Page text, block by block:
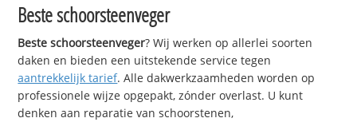
Beste schoorsteenveger
Beste schoorsteenveger? Wij werken op allerlei soorten
daken en bieden een uitstekende service tegen
aantrekkelijk tarief. Alle dakwerkzaamheden worden op
professionele wijze opgepakt, zónder overlast. U kunt
denken aan reparatie van schoorstenen,